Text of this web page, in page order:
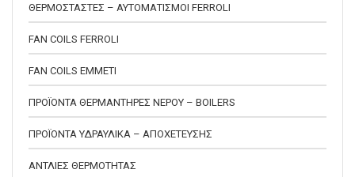
ΘΕΡΜΟΣΤΑΣΤΕΣ – ΑΥΤΟΜΑΤΙΣΜΟΙ FERROLI
FAN COILS FERROLI
FAN COILS EMMETI
ΠΡΟΪΟΝΤΑ ΘΕΡΜΑΝΤΗΡΕΣ ΝΕΡΟΥ – BOILERS
ΠΡΟΪΟΝΤΑ ΥΔΡΑΥΛΙΚΑ – ΑΠΟΧΕΤΕΥΣΗΣ
ΑΝΤΛΙΕΣ ΘΕΡΜΟΤΗΤΑΣ